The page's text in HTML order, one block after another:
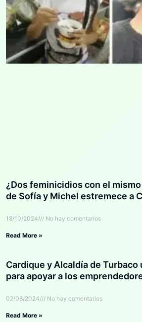
¿Dos feminicidios con el
de Sofía y Michel estremece a
18/10/2024 No hay comentarios
Read More »
Cardique y Alcaldía de Turbaco
para apoyar a los
02/08/2024 No hay comentarios
Read More »